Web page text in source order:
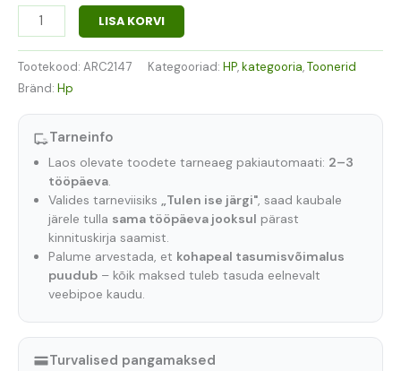
LISA KORVI
Tootekood: ARC2147 Kategooriad: HP,kategooria,Toonerid
Bränd: Hp
Tarneinfo
Laos olevate toodete tarneaeg pakiautomaati: 2–3
tööpäeva.
Valides tarneviisiks „Tulen ise järgi", saad kaubale
järele tulla sama tööpäeva jooksul pärast
kinnituskirja saamist.
Palume arvestada, et kohapeal tasumisvõimalus
puudub– kõik maksed tuleb tasuda eelnevalt
veebipoe kaudu.
Turvalised pangamaksed